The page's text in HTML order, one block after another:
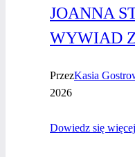
JOANNA
WYWIAD
PrzezKasia
2026
Dowiedz się więcej